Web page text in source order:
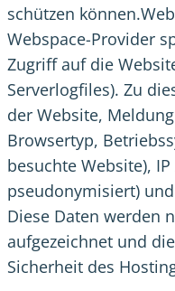
schützen
Webspace-Provider
Zugriff auf die
Serverlogfiles). Zu
der Website,
Browsertyp,
besuchte Website),
pseudonymisiert)
Diese Daten werden
aufgezeichnet und
Sicherheit des